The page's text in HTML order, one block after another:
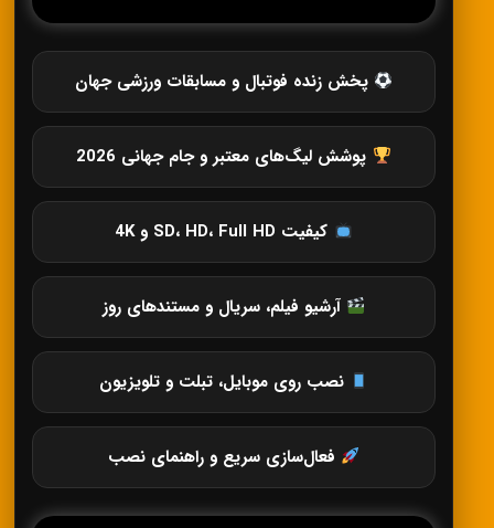
پخش زنده فوتبال و مسابقات ورزشی جهان
پوشش لیگ‌های معتبر و جام جهانی 2026
کیفیت SD، HD، Full HD و 4K
آرشیو فیلم، سریال و مستندهای روز
نصب روی موبایل، تبلت و تلویزیون
فعال‌سازی سریع و راهنمای نصب